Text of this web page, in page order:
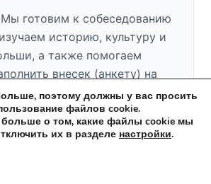
Мы готовим к собеседованию
историю, культуру и
а также помогаем
внесек (анкету) на
бесплатное пробное
поэтому должны у вас просить
файлов cookie.
о том, какие файлы cookie мы
их в разделе настройки.